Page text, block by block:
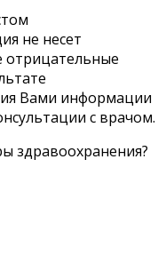
не несет
отрицательные
Вами информации
с врачом.
здравоохранения?